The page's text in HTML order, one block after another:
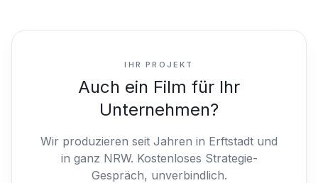
IHR PROJEKT
Auch ein Film für Ihr
Unternehmen?
Wir produzieren seit Jahren in Erftstadt und
in ganz NRW. Kostenloses Strategie-
Gespräch, unverbindlich.